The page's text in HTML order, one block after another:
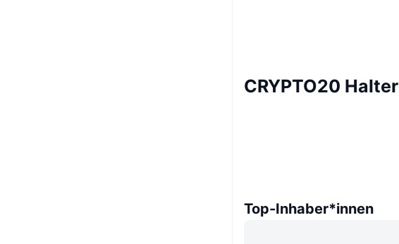
CRYPTO20 Halter
Top-Inhaber*innen